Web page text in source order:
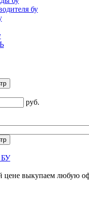
бу
руб.
цене выкупаем любую